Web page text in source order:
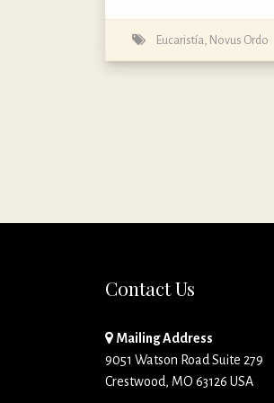
Eucaristía Novus Ordo
Contact Us
Mailing Address
9051 Watson Road Suite 279
Crestwood, MO 63126 USA